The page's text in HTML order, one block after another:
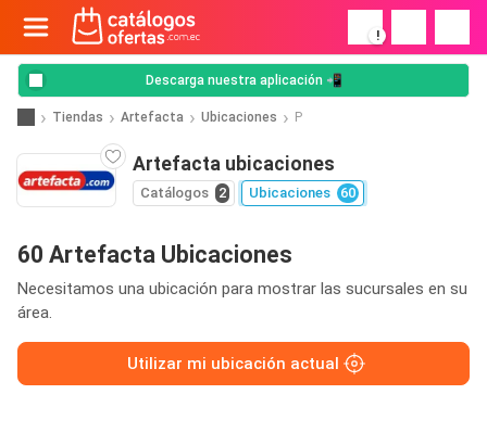
!
Descarga nuestra aplicación 📲
Tiendas Artefacta Ubicaciones P
Artefacta ubicaciones
Catálogos 2 Ubicaciones 60
60 Artefacta Ubicaciones
Necesitamos una ubicación para mostrar las sucursales en su
área.
Utilizar mi ubicación actual